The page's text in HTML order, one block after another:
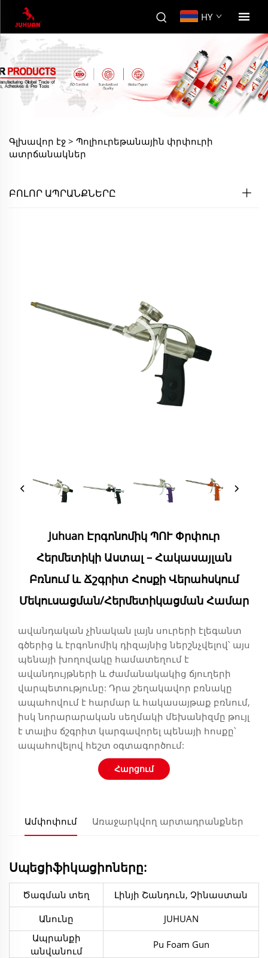
HY
Գլխավոր էջ > Պոլիուրեթանային փրփուրի
ատրճանակներ
ԲՈԼՈՐ ԱՊՐԱՆՔՆԵՐԸ
Juhuan Էրգոնոմիկ ՊՈՒ Փրփուր
Հերմետիկի Աստալ – Հակասայլան
Բռնում ԵՒ Ճշգրիտ Հոսքի Վերահսկում
Մեկուսացման/հերմետիկացման Համար
ավանդական չինական լայն սուրերի էլեգանտ
գծերից և էրգոնոմիկ դիզայնից ներշնչվելով՝ այս
պենայի խողովակը համատեղում է
ավանդույթների և ժամանակակից ճյուղերի
վարպետությունը: Դրա շեղակավոր բռնակը
ապահովում է հարմար և հակասայթաք բռնում,
իսկ նորարարական սեղմակի մեխանիզմը թույլ
է տալիս ճշգրիտ կարգավորել պենայի հոսքը՝
ապահովելով հեշտ օգտագործում:
Հարցում
Ամփոփում Առաջարկվող արտադրանքներ
Սպեցիֆիկացիոները:
Ծագման տեղ
Լինյի Շանդուն, Չինաստան
Անունը
JUHUAN
Ապրանքի
անվանում
Pu Foam Gun